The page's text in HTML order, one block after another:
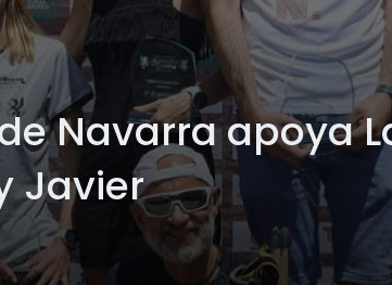
Navarra apoya
Javier